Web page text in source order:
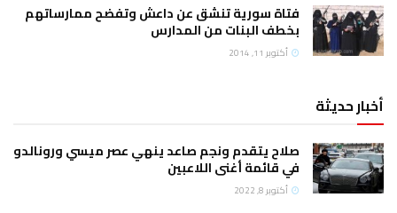
فتاة سورية تنشق عن داعش وتفضح ممارساتهم
بخطف البنات من المدارس
أكتوبر 11, 2014
أخبار حديثة
صلاح يتقدم ونجم صاعد ينهي عصر ميسي ورونالدو
في قائمة أغنى اللاعبين
أكتوبر 8, 2022